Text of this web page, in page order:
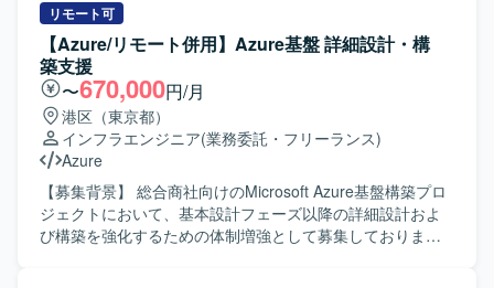
応や改善活動を通じて、インフラ運用全般のスキルを広く
身につけていただけます。 【開発環境】 VMwareを利用し
た仮想基盤上で、WindowsおよびLinuxサーバが稼働してい
る環境での運用支援となります。
を構築していただきます。 取得したデータをもとに、生産
効率や品質向上につながる改善ポイントを整理し、現場メ
ンバーと連携しながら具体的な改善提案を行っていただき
ます。 e-F@ctoryソリューションを用いたシステム構成検
討や設定、検証なども担当していただきます。 【求める人
物像】 工場の現場担当者と円滑にコミュニケーションを取
りながら、自ら課題を発見し改善提案まで主体的に動ける
方を求めています。 制御や製造プロセスに興味を持ち、現
場目線でのものづくり改善にやりがいを感じられる方が望
ましいです。 【ポジションの魅力】 工場設備とデータ活用
の両面に関わることで、スマートファクトリー領域の知見
リモート可
【Azure/リモート併用】Azure基盤 詳細設計・構
築支援
〜670,000円/月
港区（東京都）
インフラエンジニア(業務委託・フリーランス)
Azure
【募集背景】 総合商社向けのMicrosoft Azure基盤構築プロ
ジェクトにおいて、基本設計フェーズ以降の詳細設計およ
び構築を強化するための体制増強として募集しておりま